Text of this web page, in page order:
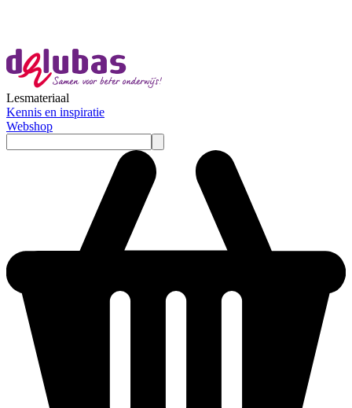
Lesmateriaal
Kennis en inspiratie
Webshop